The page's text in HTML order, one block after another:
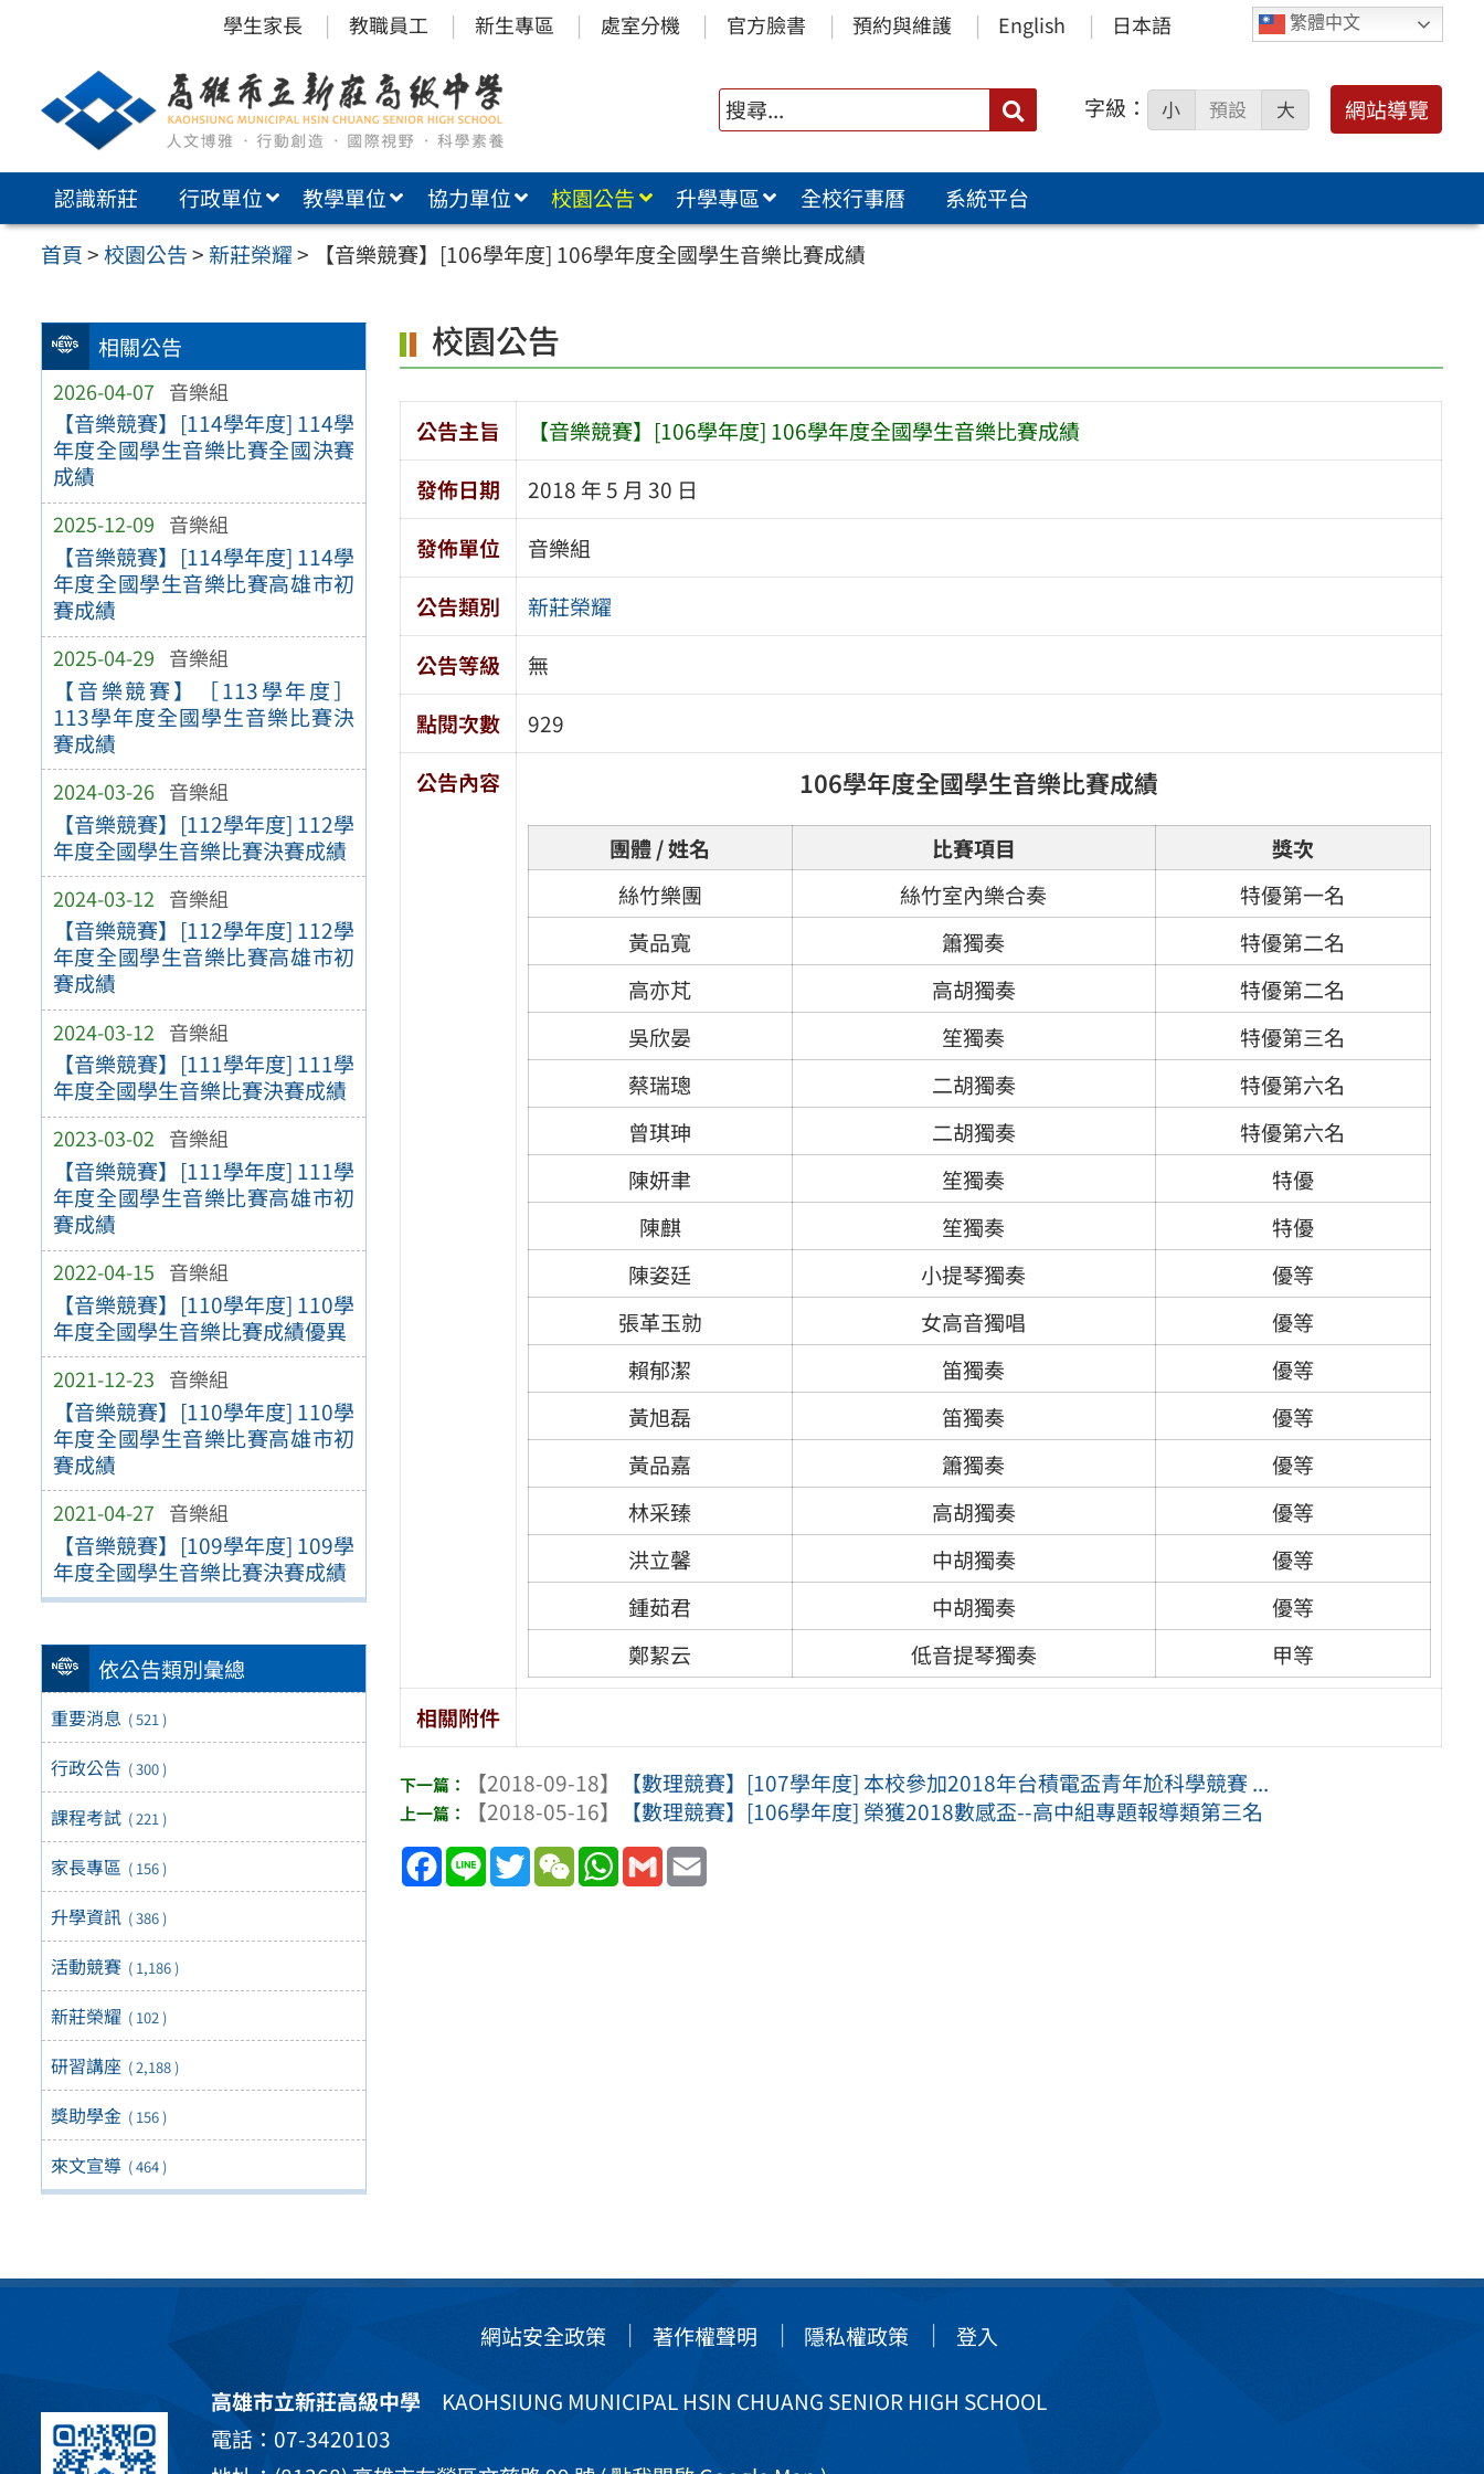
內
繁體中文
學生家長 教職員工 新生專區 處室分機 官方臉書 預約與維護 English 日本語
搜
尋：
字級： 小 預設 大 網站導覽
認識新莊 行政單位 教學單位 協力單位 校園公告 升學專區 全校行事曆
系統平台
首頁>校園公告> 新莊榮耀> 【音樂競賽】[106學年度] 106學年度全國學生音樂比賽成績
相關公告
2026-04-07 音樂組
【音樂競賽】[114學年度] 114學
年度全國學生音樂比賽全國決賽
成績
2025-12-09 音樂組
【音樂競賽】[114學年度] 114學
年度全國學生音樂比賽高雄市初
賽成績
2025-04-29 音樂組
【音樂競賽】［113學年度］
113學年度全國學生音樂比賽決
賽成績
2024-03-26 音樂組
【音樂競賽】[112學年度] 112學
年度全國學生音樂比賽決賽成績
2024-03-12 音樂組
【音樂競賽】[112學年度] 112學
年度全國學生音樂比賽高雄市初
賽成績
2024-03-12 音樂組
【音樂競賽】[111學年度] 111學
年度全國學生音樂比賽決賽成績
2023-03-02 音樂組
【音樂競賽】[111學年度] 111學
年度全國學生音樂比賽高雄市初
賽成績
2022-04-15 音樂組
【音樂競賽】[110學年度] 110學
年度全國學生音樂比賽成績優異
2021-12-23 音樂組
【音樂競賽】[110學年度] 110學
年度全國學生音樂比賽高雄市初
賽成績
2021-04-27 音樂組
【音樂競賽】[109學年度] 109學
年度全國學生音樂比賽決賽成績
依公告類別彙總
重要消息 ( 521 )
行政公告 ( 300 )
課程考試 ( 221 )
家長專區 ( 156 )
升學資訊 ( 386 )
活動競賽 ( 1,186 )
新莊榮耀 ( 102 )
研習講座 ( 2,188 )
獎助學金 ( 156 )
來文宣導 ( 464 )
校園公告
公告主旨
【音樂競賽】[106學年度] 106學年度全國學生音樂比賽成績
發佈日期
2018 年 5 月 30 日
發佈單位
音樂組
公告類別
新莊榮耀
公告等級
無
點閱次數
929
公告內容
106學年度全國學生音樂比賽成績
團體 / 姓名 比賽項目
獎次
絲竹樂團
絲竹室內樂合奏
特優第一名
黃品寬
簫獨奏
特優第二名
高亦芃
高胡獨奏
特優第二名
吳欣晏
笙獨奏
特優第三名
蔡瑞璁
二胡獨奏
特優第六名
曾琪珅
二胡獨奏
特優第六名
陳妍聿
笙獨奏
特優
陳麒
笙獨奏
特優
陳姿廷
小提琴獨奏
優等
張革玉勍
女高音獨唱
優等
賴郁潔
笛獨奏
優等
黃旭磊
笛獨奏
優等
黃品嘉
簫獨奏
優等
林采臻
高胡獨奏
優等
洪立馨
中胡獨奏
優等
鍾茹君
中胡獨奏
優等
鄭絜云
低音提琴獨奏 甲等
相關附件
【2018-09-18】
【數理競賽】[107學年度] 本校參加2018年台積電盃青年尬科學競賽 ...
【2018-05-16】
【數理競賽】[106學年度] 榮獲2018數感盃--高中組專題報導類第三名
Facebook
Line TwitterWeChatWhatsApp
Gmail
網站安全政策 著作權聲明 隱私權政策 登入
高雄市立新莊高級中學KAOHSIUNG MUNICIPAL HSIN CHUANG SENIOR HIGH SCHOOL
電話：07-3420103